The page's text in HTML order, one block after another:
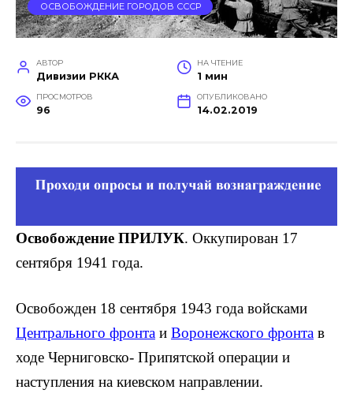
ОСВОБОЖДЕНИЕ ГОРОДОВ СССР
АВТОР
Дивизии РККА
НА ЧТЕНИЕ
1 мин
ПРОСМОТРОВ
96
ОПУБЛИКОВАНО
14.02.2019
Освобождение ПРИЛУК. Оккупирован 17
сентября 1941 года.
Освобожден 18 сентября 1943 года войсками
Центрального фронта и Воронежского фронта в
ходе Черниговско- Припятской операции и
наступления на киевском направлении.